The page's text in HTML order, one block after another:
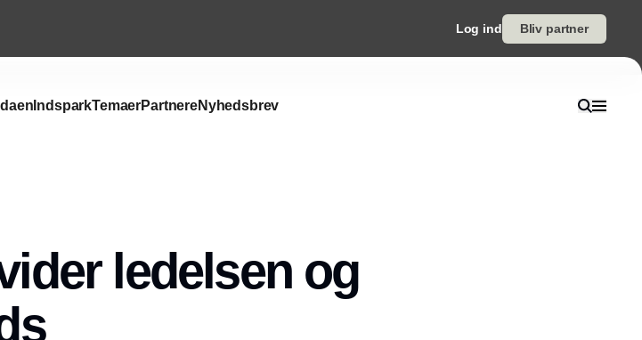
Log ind Bliv partner
IndsparkTemaerPartnereNyhedsbrev
ledelsen og